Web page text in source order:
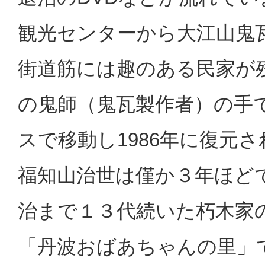
観光センターから大江山
街道筋には趣のある民家
の鬼師（鬼瓦製作者）の手
スで移動し 1986年に復元さ
福知山治世は僅か３年ほ
治まで１３代続いた朽木
「丹波おばあちゃんの里